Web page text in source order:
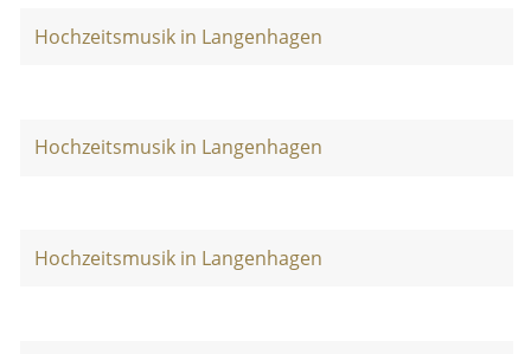
Hochzeitsmusik in Langenhagen
Hochzeitsmusik in Langenhagen
Hochzeitsmusik in Langenhagen